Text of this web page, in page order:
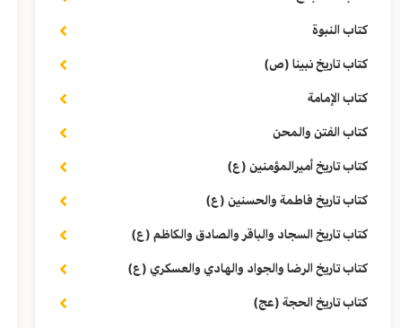
كتاب النبوة
كتاب تاريخ نبينا (ص)
كتاب الإمامة
كتاب الفتن والمحن
كتاب تاريخ أميرالمؤمنين (ع)
كتاب تاريخ فاطمة والحسنين (ع)
كتاب تاريخ السجاد والباقر والصادق والكاظم (ع)
كتاب تاريخ الرضا والجواد والهادي والعسكري (ع)
كتاب تاريخ الحجة (عج)